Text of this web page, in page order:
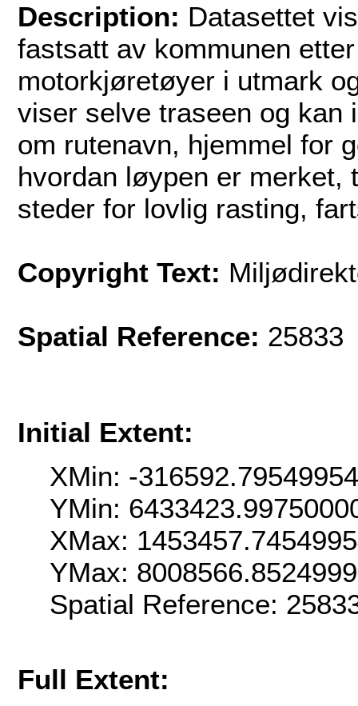
Description: Datasettet
fastsatt av kommunen
motorkjøretøyer i utmark
viser selve traseen og kan
om rutenavn, hjemmel for
hvordan løypen er
steder for lovlig rasting,
Copyright Text:
Spatial Reference: 25833
Initial Extent:
XMin: -
YMin:
XMax:
YMax:
Spatial Reference:
Full Extent: